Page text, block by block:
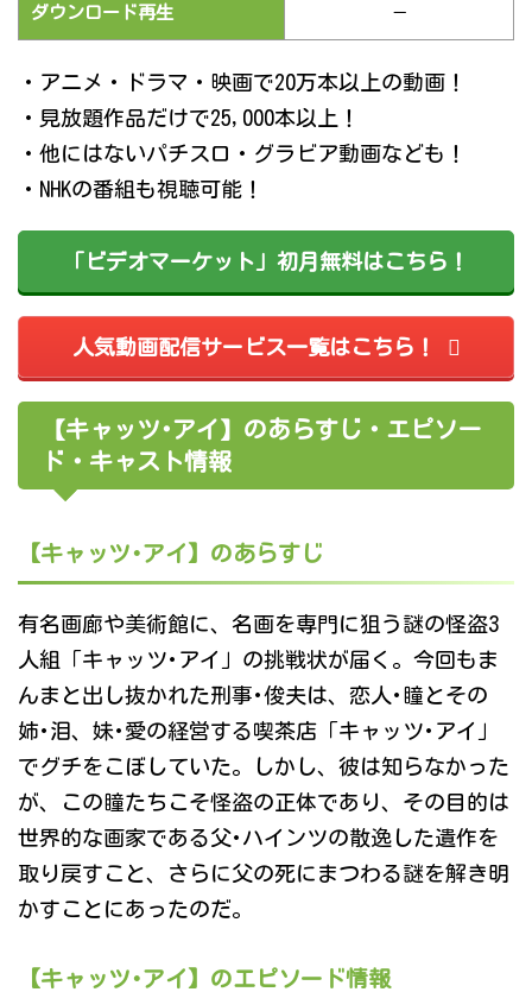
ダウンロード再生 －
・アニメ・ドラマ・映画で20万本以上の動画！
・見放題作品だけで25,000本以上！
・他にはないパチスロ・グラビア動画なども！
・NHKの番組も視聴可能！
「ビデオマーケット」初月無料はこちら！
人気動画配信サービス一覧はこちら！
【キャッツ･アイ】のあらすじ・エピソー
ド・キャスト情報
【キャッツ･アイ】のあらすじ
有名画廊や美術館に、名画を専門に狙う謎の怪盗3
人組「キャッツ･アイ」の挑戦状が届く。今回もま
んまと出し抜かれた刑事･俊夫は、恋人･瞳とその
姉･泪、妹･愛の経営する喫茶店「キャッツ･アイ」
でグチをこぼしていた。しかし、彼は知らなかった
が、この瞳たちこそ怪盗の正体であり、その目的は
世界的な画家である父･ハインツの散逸した遺作を
取り戻すこと、さらに父の死にまつわる謎を解き明
かすことにあったのだ。
【キャッツ･アイ】のエピソード情報